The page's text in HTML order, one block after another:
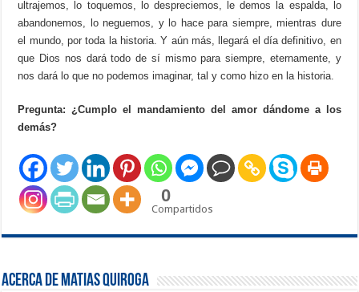
ultrajemos, lo toquemos, lo despreciemos, le demos la espalda, lo
abandonemos, lo neguemos, y lo hace para siempre, mientras dure
el mundo, por toda la historia. Y aún más, llegará el día definitivo, en
que Dios nos dará todo de sí mismo para siempre, eternamente, y
nos dará lo que no podemos imaginar, tal y como hizo en la historia.
Pregunta: ¿Cumplo el mandamiento del amor dándome a los
demás?
0
Compartidos
Acerca de Matias Quiroga